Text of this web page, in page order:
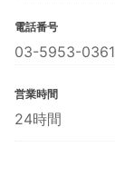
電話番号
03-5953-0361
営業時間
24時間